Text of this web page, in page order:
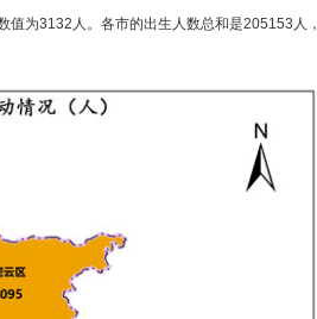
为3132人。各市的出生人数总和是205153人，